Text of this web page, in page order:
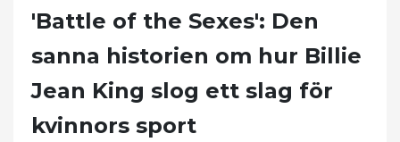
'Battle of the Sexes': Den
sanna historien om hur Billie
Jean King slog ett slag för
kvinnors sport